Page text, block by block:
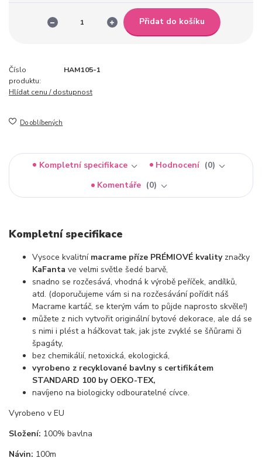
Přidat do košíku
Číslo
produktu:
HAM105-1
Hlídat cenu / dostupnost
Do oblíbených
Kompletní specifikace Hodnocení
0
Komentáře
0
Kompletní specifikace
Vysoce kvalitní macrame příze PRÉMIOVÉ kvalityznačky
KaFanta ve velmi světle šedé barvě,
snadno se rozčesává, vhodná k výrobě peříček, andílků,
atd. (doporučujeme vám si na rozčesávání pořídit náš
Macrame kartáč, se kterým vám to půjde naprosto skvěle!)
můžete z nich vytvořit originální bytové dekorace, ale dá se
s nimi i plést a háčkovat tak, jak jste zvyklé se šňůrami či
špagáty,
bez chemikálií, netoxická, ekologická,
vyrobeno z recyklované bavlny s certifikátem
STANDARD 100 by OEKO-TEX,
navíjeno na biologicky odbouratelné cívce.
Vyrobeno v EU
Složení: 100% bavlna
Návin: 100m